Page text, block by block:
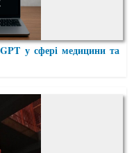
у сфері медицини та